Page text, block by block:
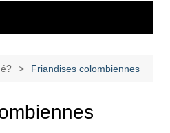
Friandises colombiennes